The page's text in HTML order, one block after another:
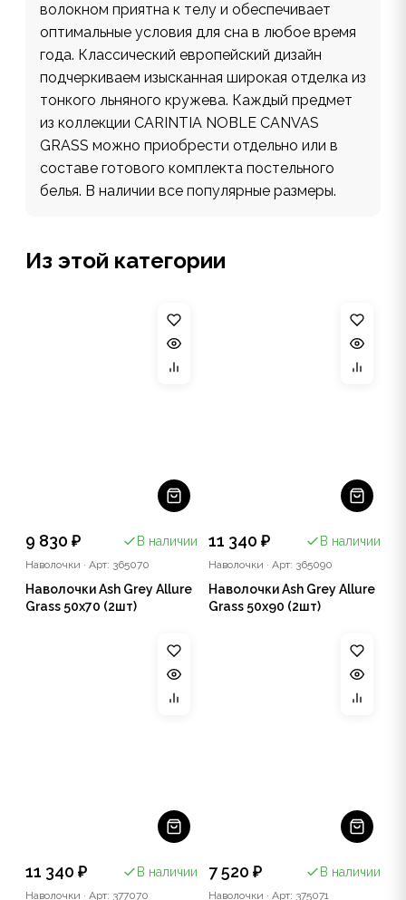
волокном приятна к телу и обеспечивает
оптимальные условия для сна в любое время
года. Классический европейский дизайн
подчеркиваем изысканная широкая отделка из
тонкого льняного кружева. Каждый предмет
из коллекции CARINTIA NOBLE CANVAS
GRASS можно приобрести отдельно или в
составе готового комплекта постельного
белья. В наличии все популярные размеры.
Из этой категории
9 830 ₽ В наличии
Наволочки · Арт: 365070
Наволочки Ash Grey Allure
Grass 50х70 (2шт)
11 340 ₽ В наличии
Наволочки · Арт: 365090
Наволочки Ash Grey Allure
Grass 50х90 (2шт)
11 340 ₽ В наличии
Наволочки · Арт: 377070
7 520 ₽ В наличии
Наволочки · Арт: 375071